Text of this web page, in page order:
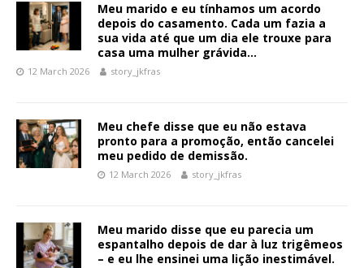
Meu marido e eu tínhamos um acordo
depois do casamento. Cada um fazia a
sua vida até que um dia ele trouxe para
casa uma mulher grávida…
12 March 2026 story_jkfras
Meu chefe disse que eu não estava
pronto para a promoção, então cancelei
meu pedido de demissão.
12 March 2026 story_jkfras
Meu marido disse que eu parecia um
espantalho depois de dar à luz trigêmeos
– e eu lhe ensinei uma lição inestimável.